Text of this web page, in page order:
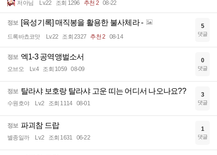
저아님 Lv.22 조회 1296 추천 2 08-22
정보 [육성기록] 매직봉을 활용한 불사체라 -
드록바쵸코맛 Lv.22 조회 2327 추천 2 08-14
5
댓글
정보 엑1-3 공역앵벌소서
오브오 Lv.4 조회 1059 08-09
0
댓글
정보 탈라샤 보호랑 탈라샤 고운 띠는 어디서 나오나요??
수원호야 Lv.2 조회 1114 08-01
3
댓글
정보 파괴참 드랍
별종일까 Lv.2 조회 1631 06-22
1
댓글